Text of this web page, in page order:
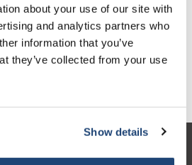
about your use of our site with
and analytics partners who
information that you’ve
they’ve collected from your use
Show details
gebruik ervan als drager bij het
of triacetaatvezels.
als oplosmiddel voor
die chemoluminescentie vertonen